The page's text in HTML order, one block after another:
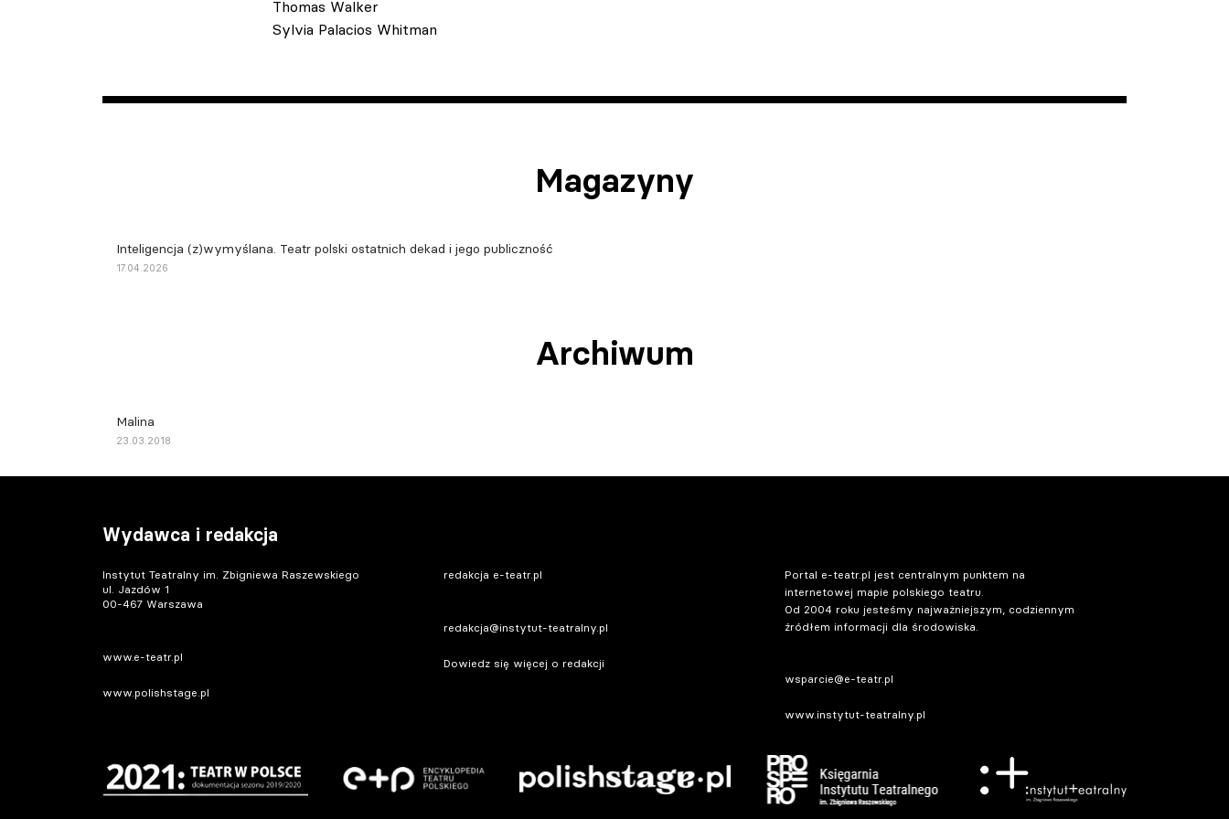
Thomas Walker
Sylvia Palacios Whitman
Magazyny
Inteligencja (z)wymyślana. Teatr polski ostatnich dekad i jego publiczność
17.04.2026
Archiwum
Malina
23.03.2018
Wydawca i redakcja
Instytut Teatralny im. Zbigniewa Raszewskiego
ul. Jazdów 1
00-467 Warszawa
www.e-teatr.pl
www.polishstage.pl
redakcja e-teatr.pl
redakcja@instytut-teatralny.pl
Dowiedz się więcej o redakcji
Portal e-teatr.pl jest centralnym punktem na
internetowej mapie polskiego teatru.
Od 2004 roku jesteśmy najważniejszym, codziennym
źródłem informacji dla środowiska.
wsparcie@e-teatr.pl
www.instytut-teatralny.pl